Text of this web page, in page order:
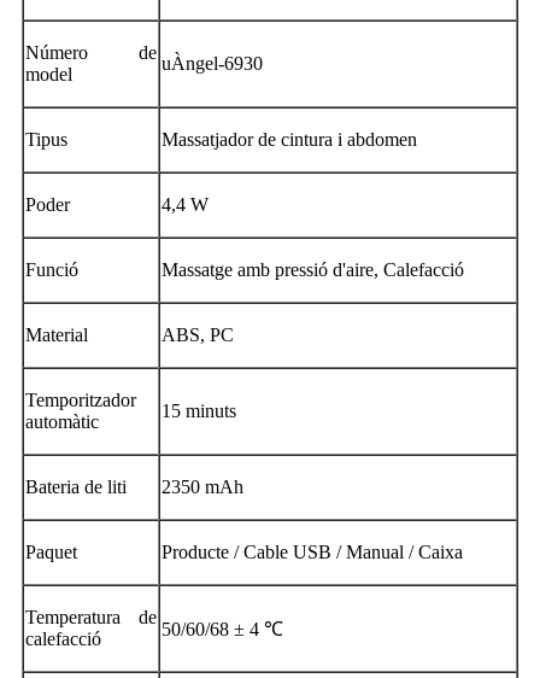
Número de
model
uÀngel-6930
Tipus Massatjador de cintura i abdomen
Poder 4,4 W
Funció Massatge amb pressió d'aire, Calefacció
Material ABS, PC
Temporitzador
automàtic
15 minuts
Bateria de liti 2350 mAh
Paquet Producte / Cable USB / Manual / Caixa
Temperatura de
calefacció
50/60/68 ± 4 ℃